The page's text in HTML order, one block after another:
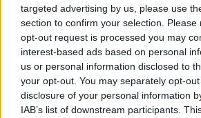
targeted advertising by us, please use
section to confirm your selection.
opt-out request is processed you may
interest-based ads based on personal
us or personal information disclosed to
your opt-out. You may separately opt-
disclosure of your personal information
IAB’s list of downstream participants.